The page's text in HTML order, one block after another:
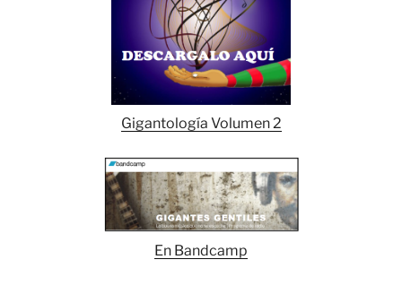
Gigantología Volumen 2
En Bandcamp